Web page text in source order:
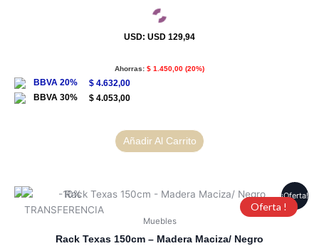
USD: USD 129,94
Ahorras: $ 1.450,00 (20%)
$ 4.632,00
$ 4.053,00
Añadir Al Carrito
¡Oferta!
Oferta !
Muebles
Rack Texas 150cm – Madera Maciza/ Negro